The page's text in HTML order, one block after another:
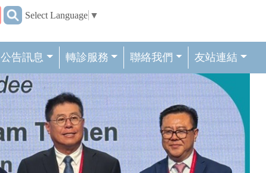
::: Select Language ▼
公告訊息 轉診服務 聯絡我們 友站連結